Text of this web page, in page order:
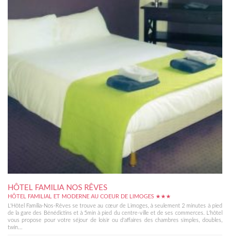
HÔTEL FAMILIA NOS RÊVES
HÔTEL FAMILIAL ET MODERNE AU COEUR DE LIMOGES ★★★
L'Hôtel Familia-Nos-Rêves se trouve au cœur de Limoges, à seulement 2 minutes à pied
de la gare des Bénédictins et à 5min à pied du centre-ville et de ses commerces. L'hôtel
vous propose pour votre séjour de loisir ou d'affaires des chambres simples, doubles,
twin...